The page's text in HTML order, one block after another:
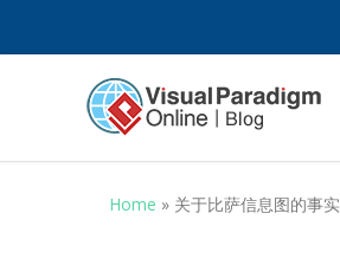
Home » 关于比萨信息图的事实